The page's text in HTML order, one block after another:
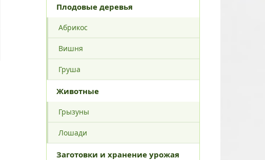
Плодовые деревья
Абрикос
Вишня
Груша
Животные
Грызуны
Лошади
Заготовки и хранение урожая